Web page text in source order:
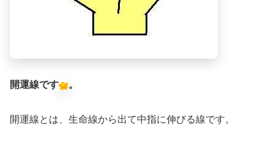
開運線です 。
開運線とは、生命線から出て中指に伸びる線です。